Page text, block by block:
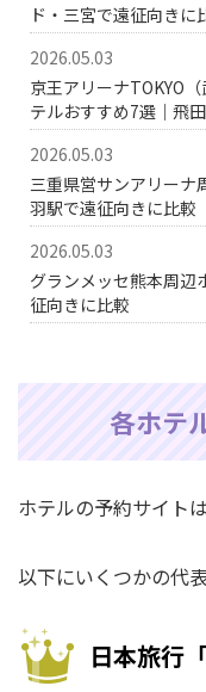
ド・三宮で遠征向きに
2026.05.03
京王アリーナTOKYO
テルおすすめ7選｜飛
2026.05.03
三重県営サンアリーナ
羽駅で遠征向きに比較
2026.05.03
グランメッセ熊本周辺
征向きに比較
各ホテ
ホテルの予約サイト
以下にいくつかの代
日本旅行